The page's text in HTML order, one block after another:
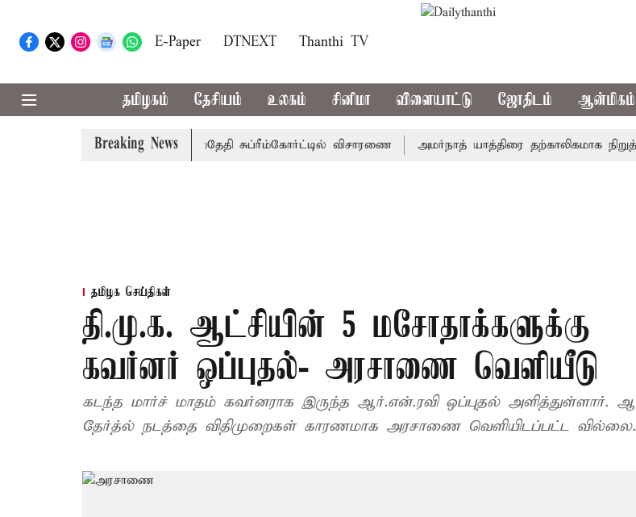
E-Paper DTNEXT Thanthi TV
தமிழகம் தேசியம் உலகம் சினிமா விளையாட்டு ஜோதிடம் ஆன்மிகம்
Breaking News
அரசுப்பணி வழக்கு; வரும் 14ம்தேதி சுப்ரீம்கோர்ட்டில் விசாரணை அமர்நாத் யாத்திரை தற்காலிகமாக நிறுத்தம்
தமிழக செய்திகள்
தி.மு.க. ஆட்சியின் 5 மசோதாக்களுக்கு
கவர்னர் ஒப்புதல்- அரசாணை வெளியீடு
கடந்த மார்ச் மாதம் கவர்னராக இருந்த ஆர்.என்.ரவி ஒப்புதல் அளித்துள்ளார். ஆனால்
தேர்த்ல் நடத்தை விதிமுறைகள் காரணமாக அரசாணை வெளியிடப்பட்ட வில்லை.